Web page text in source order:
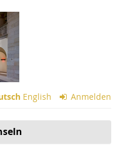
English Anmelden